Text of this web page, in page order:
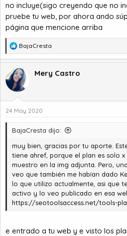
no incluye(sigo creyendo que no
pruebe tu web, por ahora ando
página que mencione arriba
R
e
c
c
i
o
n
:
BajaCresta
Mery Castro
24 May 2020
BajaCresta dijo:
muy bien, gracias por tu aporte.
tiene ahref, porque el plan es solo
muestro en la img adjunta. Pero,
veo que también me habían dado
lo que utilizo actualmente, asi que
activo y lo veo publicado en esa
https://seotoolsaccess.net/tools-
e entrado a tu web y e visto los